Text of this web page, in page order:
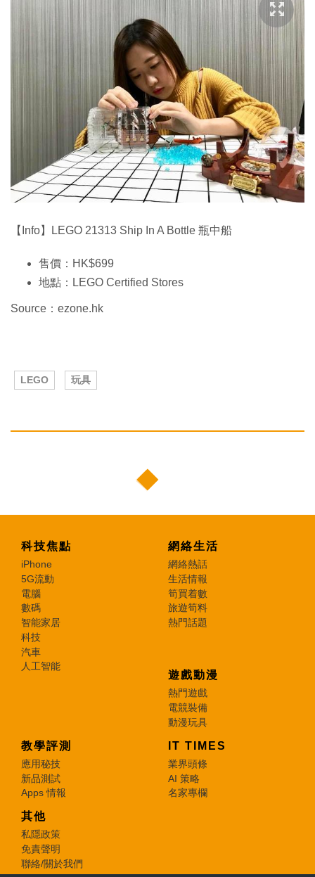
【Info】LEGO 21313 Ship In A Bottle 瓶中船
售價：HK$699
地點：LEGO Certified Stores
Source：ezone.hk
LEGO 玩具
科技焦點
iPhone
5G流動
電腦
數碼
智能家居
科技
汽車
人工智能
網絡生活
網絡熱話
生活情報
筍買着數
旅遊筍料
熱門話題
遊戲動漫
熱門遊戲
電競裝備
動漫玩具
教學評測
應用秘技
新品測試
Apps 情報
IT TIMES
業界頭條
AI 策略
名家專欄
其他
私隱政策
免責聲明
聯絡/關於我們